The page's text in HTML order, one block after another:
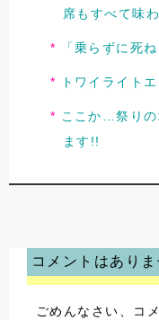
席もすべて味わ
「乗らずに死
トワイライト
ここか…祭りの
ます!!
コメントはありま
ごめんなさい、コ